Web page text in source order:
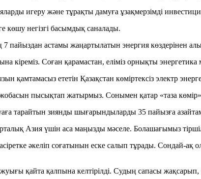
игеру және тұрақты дамуға ұзақмерзімді
көшу негізгі басымдық саналады.
7 пайыздан астамы жаңартылатын энергия көздерінен
кіреміз. Соған қарамастан, еліміз орнықты
қамтамасыз ететін Қазақстан көміртексіз электр
пысықтап жатырмыз. Сонымен қатар «таза
тарайтын зиянды шығарындыларды 35 пайызға
Орталық Азия үшін аса маңызды мәселе. Болашағымыз
әкеліп соғатынын еске салып тұрады. Сондай-
қайта қалпына келтірілді. Судың сапасы